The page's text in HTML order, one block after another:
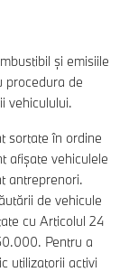
şi emisiile
procedura de
vehiculului.
sortate în ordine
afișate vehiculele
antreprenori.
de vehicule
cu Articolul 24
Pentru a
utilizatorii activi